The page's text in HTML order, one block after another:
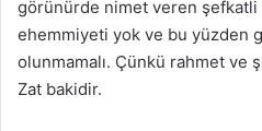
görünürde nimet veren şefkatli
ehemmiyeti yok ve bu yüzden
olunmamalı. Çünkü rahmet ve
Zat bakidir.